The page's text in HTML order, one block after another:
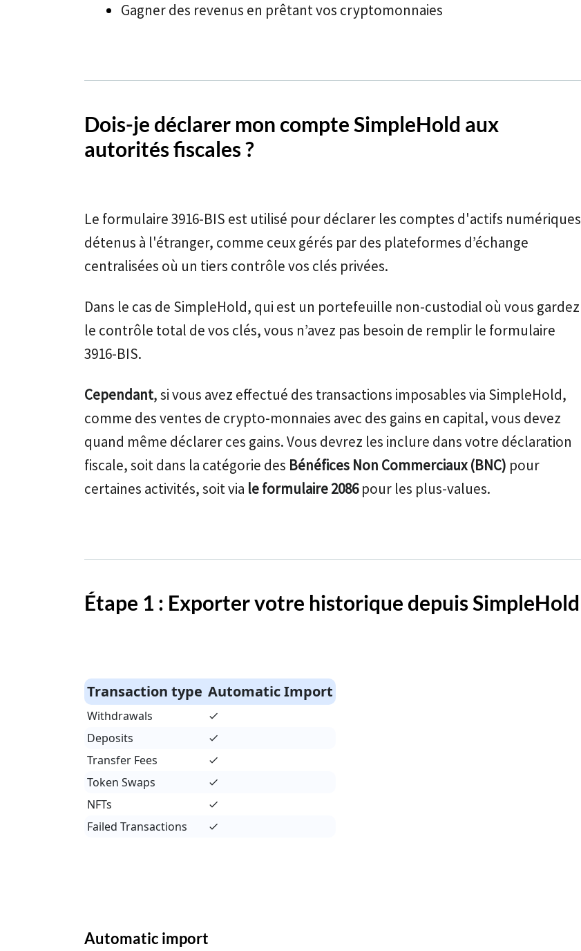
Gagner des revenus en prêtant vos cryptomonnaies
Dois-je déclarer mon compte SimpleHold aux
autorités fiscales ?
Le formulaire 3916-BIS est utilisé pour déclarer les comptes d'actifs numériques
détenus à l'étranger, comme ceux gérés par des plateformes d’échange
centralisées où un tiers contrôle vos clés privées.
Dans le cas de SimpleHold, qui est un portefeuille non-custodial où vous gardez
le contrôle total de vos clés, vous n’avez pas besoin de remplir le formulaire
3916-BIS.
Cependant, si vous avez effectué des transactions imposables via SimpleHold,
comme des ventes de crypto-monnaies avec des gains en capital, vous devez
quand même déclarer ces gains. Vous devrez les inclure dans votre déclaration
fiscale, soit dans la catégorie des Bénéfices Non Commerciaux (BNC) pour
certaines activités, soit via le formulaire 2086pour les plus-values.
Étape 1 : Exporter votre historique depuis SimpleHold
Transaction type Automatic Import
Withdrawals
Deposits
Transfer Fees
Token Swaps
NFTs
Failed Transactions
Automatic import